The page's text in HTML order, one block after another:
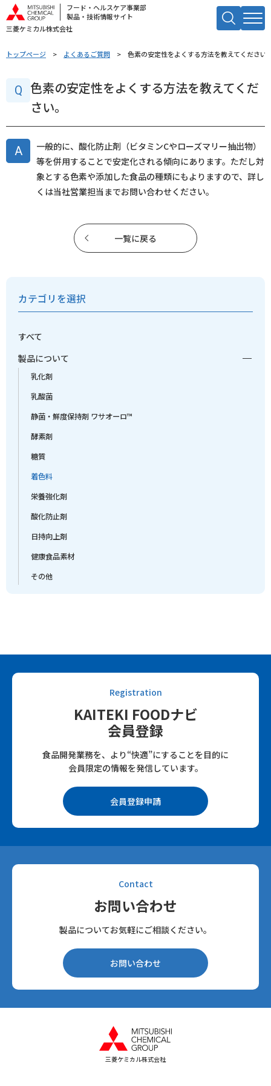
フード・ヘルスケア事業部
製品・技術情報サイト
三菱ケミカル株式会社
キーワードで検索する
トップページ よくあるご質問 色素の安定性をよくする方法を教えてください
色素の安定性をよくする方法を教えてくだ
さい。
一般的に、酸化防止剤（ビタミンCやローズマリー抽出物）
等を併用することで安定化される傾向にあります。ただし対
象とする色素や添加した食品の種類にもよりますので、詳し
くは当社営業担当までお問い合わせください。
一覧に戻る
カテゴリを選択
すべて
製品について
乳化剤
乳酸菌
静菌・鮮度保持剤 ワサオーロ™
酵素剤
糖質
着色料
栄養強化剤
酸化防止剤
日持向上剤
健康食品素材
その他
Registration
KAITEKI FOODナビ
会員登録
食品開発業務を、より“快適”にすることを目的に
会員限定の情報を発信しています。
会員登録申請
Contact
お問い合わせ
製品についてお気軽にご相談ください。
お問い合わせ
三菱ケミカル株式会社